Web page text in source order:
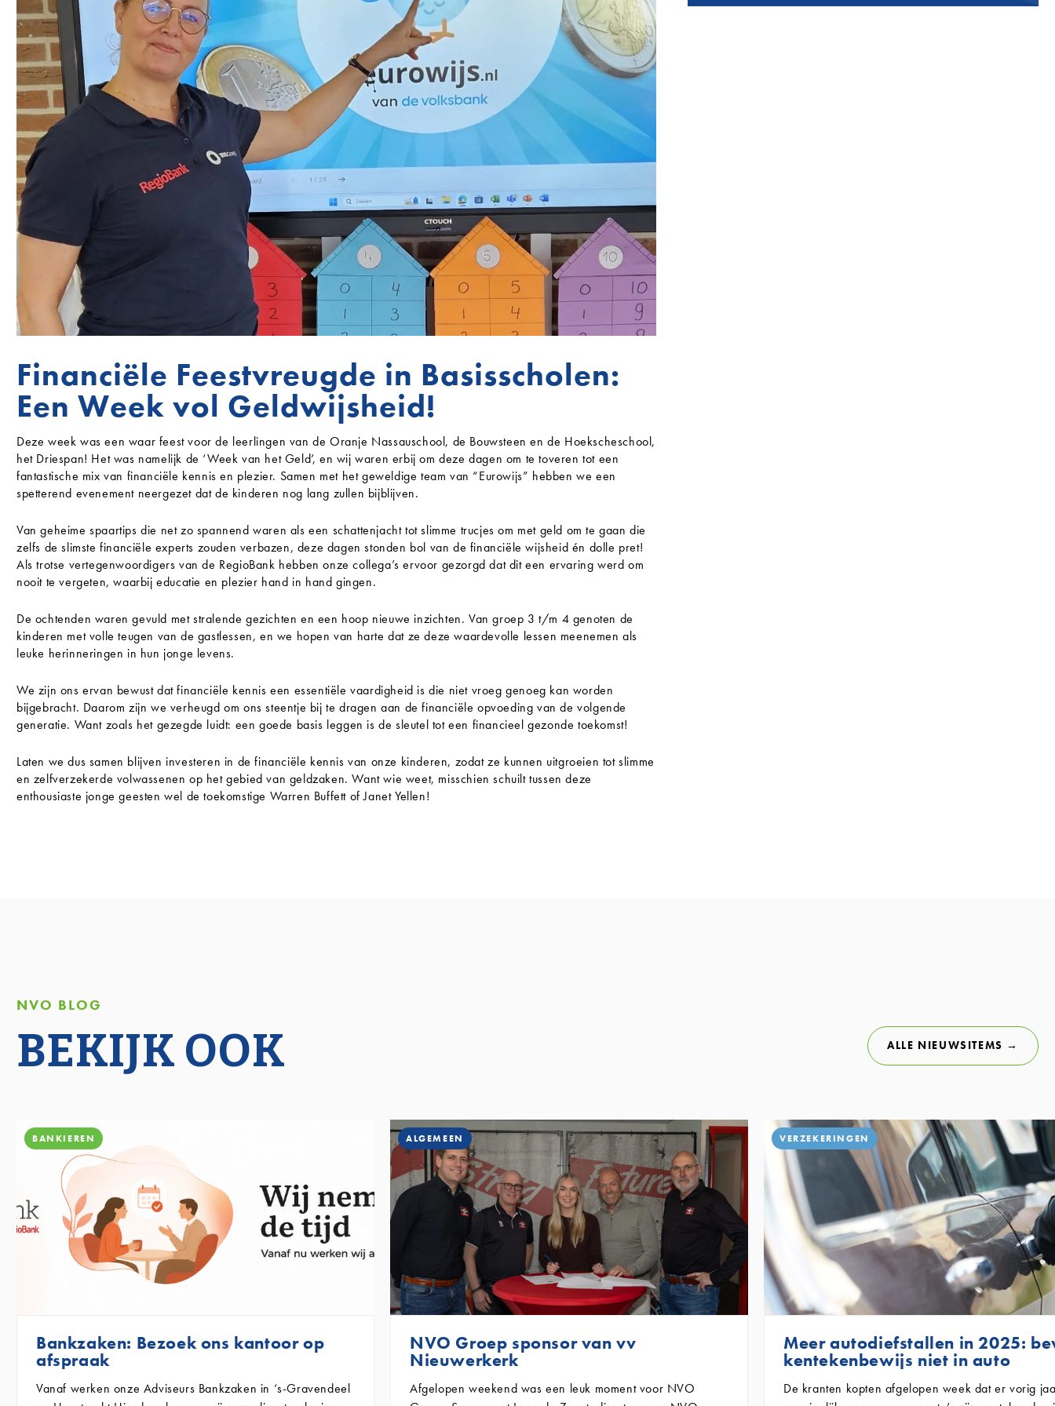
Financiële Feestvreugde in Basisscholen:
Een Week vol Geldwijsheid!
Deze week was een waar feest voor de leerlingen van de Oranje Nassauschool, de Bouwsteen en de Hoekscheschool,
het Driespan! Het was namelijk de ‘Week van het Geld’, en wij waren erbij om deze dagen om te toveren tot een
fantastische mix van financiële kennis en plezier. Samen met het geweldige team van “Eurowijs” hebben we een
spetterend evenement neergezet dat de kinderen nog lang zullen bijblijven.
Van geheime spaartips die net zo spannend waren als een schattenjacht tot slimme trucjes om met geld om te gaan die
zelfs de slimste financiële experts zouden verbazen, deze dagen stonden bol van de financiële wijsheid én dolle pret!
Als trotse vertegenwoordigers van de RegioBank hebben onze collega’s ervoor gezorgd dat dit een ervaring werd om
nooit te vergeten, waarbij educatie en plezier hand in hand gingen.
De ochtenden waren gevuld met stralende gezichten en een hoop nieuwe inzichten. Van groep 3 t/m 4 genoten de
kinderen met volle teugen van de gastlessen, en we hopen van harte dat ze deze waardevolle lessen meenemen als
leuke herinneringen in hun jonge levens.
We zijn ons ervan bewust dat financiële kennis een essentiële vaardigheid is die niet vroeg genoeg kan worden
bijgebracht. Daarom zijn we verheugd om ons steentje bij te dragen aan de financiële opvoeding van de volgende
generatie. Want zoals het gezegde luidt: een goede basis leggen is de sleutel tot een financieel gezonde toekomst!
Laten we dus samen blijven investeren in de financiële kennis van onze kinderen, zodat ze kunnen uitgroeien tot slimme
en zelfverzekerde volwassenen op het gebied van geldzaken. Want wie weet, misschien schuilt tussen deze
enthousiaste jonge geesten wel de toekomstige Warren Buffett of Janet Yellen!
NVO BLOG
BEKIJK OOK ALLE NIEUWSITEMS →
BANKIEREN
Bankzaken: Bezoek ons kantoor op
afspraak
Vanaf werken onze Adviseurs Bankzaken in ‘s-Gravendeel
ALGEMEEN
NVO Groep sponsor van vv
Nieuwerkerk
Afgelopen weekend was een leuk moment voor NVO
VERZEKERINGEN
Meer autodiefstallen in 2025:
kentekenbewijs niet in auto
De kranten kopten afgelopen week dat er vorig